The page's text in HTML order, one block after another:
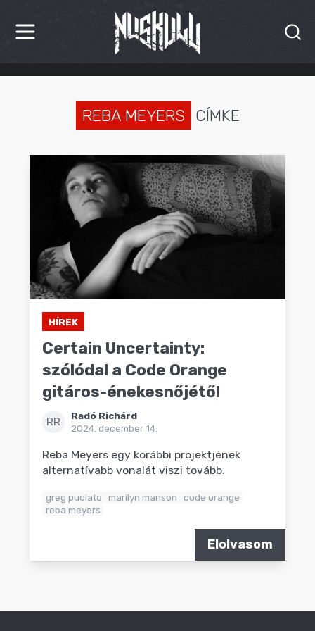
HÍREK
INTERJÚK
PREMIEREK
MÁSVILÁG
REBA MEYERS CÍMKE
HÍREK
Certain Uncertainty:
szólódal a Code Orange
gitáros-énekesnőjétől
RR
Radó Richárd
2024. december 14.
Reba Meyers egy korábbi projektjének
alternatívabb vonalát viszi tovább.
greg puciato marilyn manson
code orange
reba meyers
Elolvasom